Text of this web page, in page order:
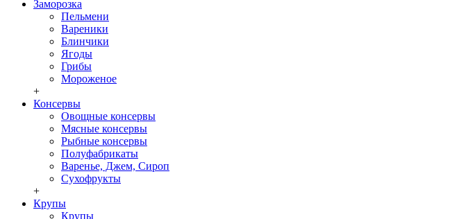
Заморозка
Пельмени
Вареники
Блинчики
Ягоды
Грибы
Мороженое
+
Консервы
Овощные консервы
Мясные консервы
Рыбные консервы
Полуфабрикаты
Варенье, Джем, Сироп
Сухофрукты
+
Крупы
Крупы